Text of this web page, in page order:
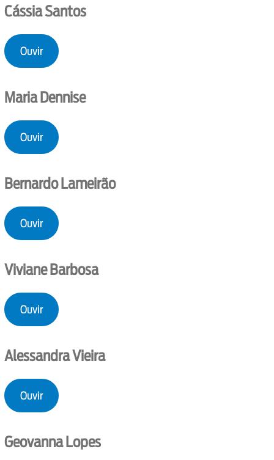
Cássia Santos
Ouvir
Maria Dennise
Ouvir
Bernardo Lameirão
Ouvir
Viviane Barbosa
Ouvir
Alessandra Vieira
Ouvir
Geovanna Lopes